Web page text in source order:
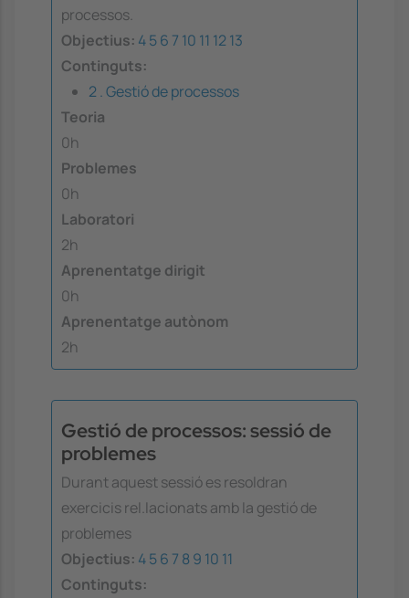
processos.
Objectius: 456 7 10 11 1213
Continguts:
2 . Gestió de processos
Teoria
0h
Problemes
0h
Laboratori
2h
Aprenentatge dirigit
0h
Aprenentatge autònom
2h
Gestió de processos: sessió de
problemes
Durant aquest sessió es resoldran
exercicis rel.lacionats amb la gestió de
problemes
Objectius: 456 7 8 9 10 11
Continguts: